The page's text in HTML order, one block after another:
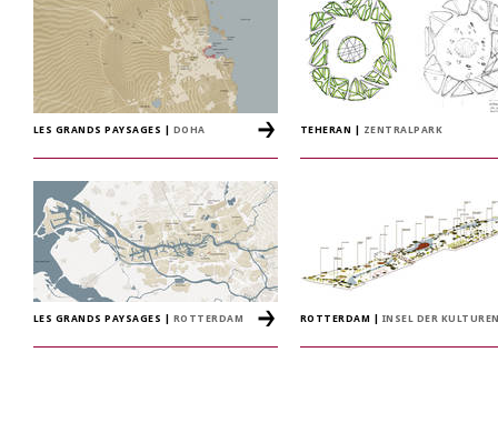
LES GRANDS PAYSAGES DOHA TEHERAN ZENTRALPARK
LES GRANDS PAYSAGES ROTTERDAM ROTTERDAM INSEL DER